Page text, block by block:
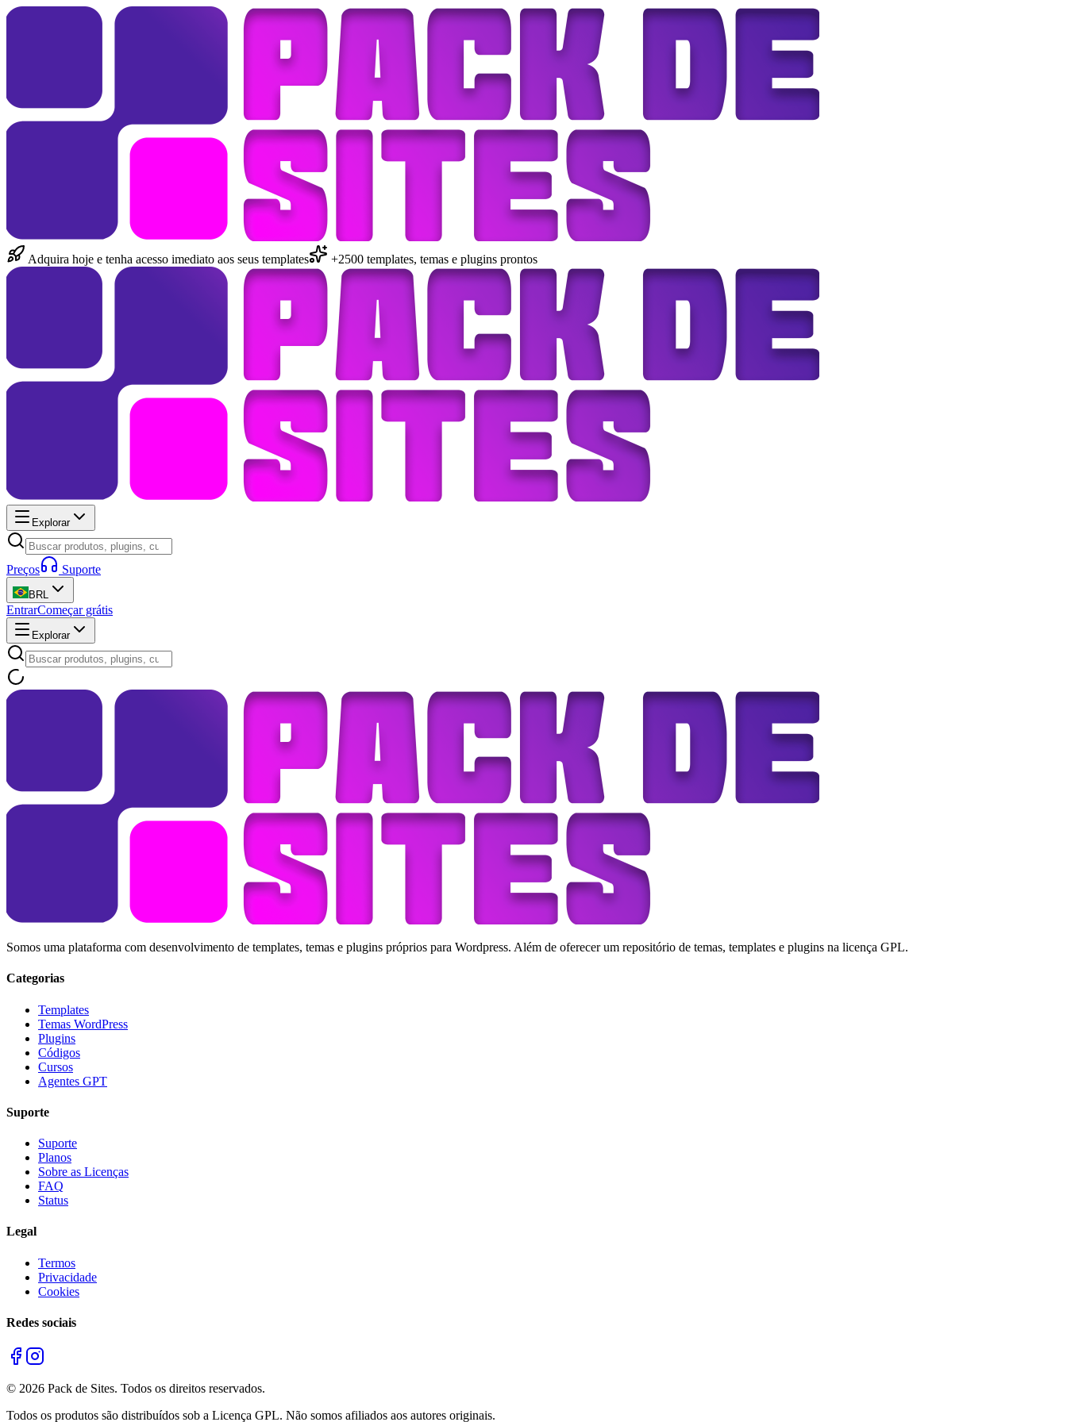
Adquira hoje e tenha acesso imediato aos seus templates +2500 templates, temas e plugins prontos
Explorar
Preços Suporte
BRL
EntrarComeçar grátis
Explorar
Somos uma plataforma com desenvolvimento de templates, temas e plugins próprios para Wordpress. Além de oferecer um repositório de temas, templates e plugins na licença GPL.
Categorias
Templates
Temas WordPress
Plugins
Códigos
Cursos
Agentes GPT
Suporte
Suporte
Planos
Sobre as Licenças
FAQ
Status
Legal
Termos
Privacidade
Cookies
Redes sociais
© 2026 Pack de Sites. Todos os direitos reservados.
Todos os produtos são distribuídos sob a Licença GPL. Não somos afiliados aos autores originais.